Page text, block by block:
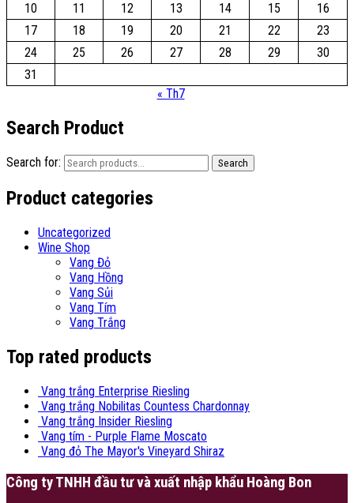
10
11 12 13 14 15
16
17
18 19 20 21 22
23
24
25 26 27 28 29
30
31
« Th7
Search Product
Search for: Search
Product categories
Uncategorized
Wine Shop
Vang Đỏ
Vang Hồng
Vang Sủi
Vang Tím
Vang Trắng
Top rated products
Vang trắng Enterprise Riesling
Vang trắng Nobilitas Countess Chardonnay
Vang trắng Insider Riesling
Vang tím - Purple Flame Moscato
Vang đỏ The Mayor's Vineyard Shiraz
Công ty TNHH đầu tư và xuất nhập khẩu Hoàng Bon